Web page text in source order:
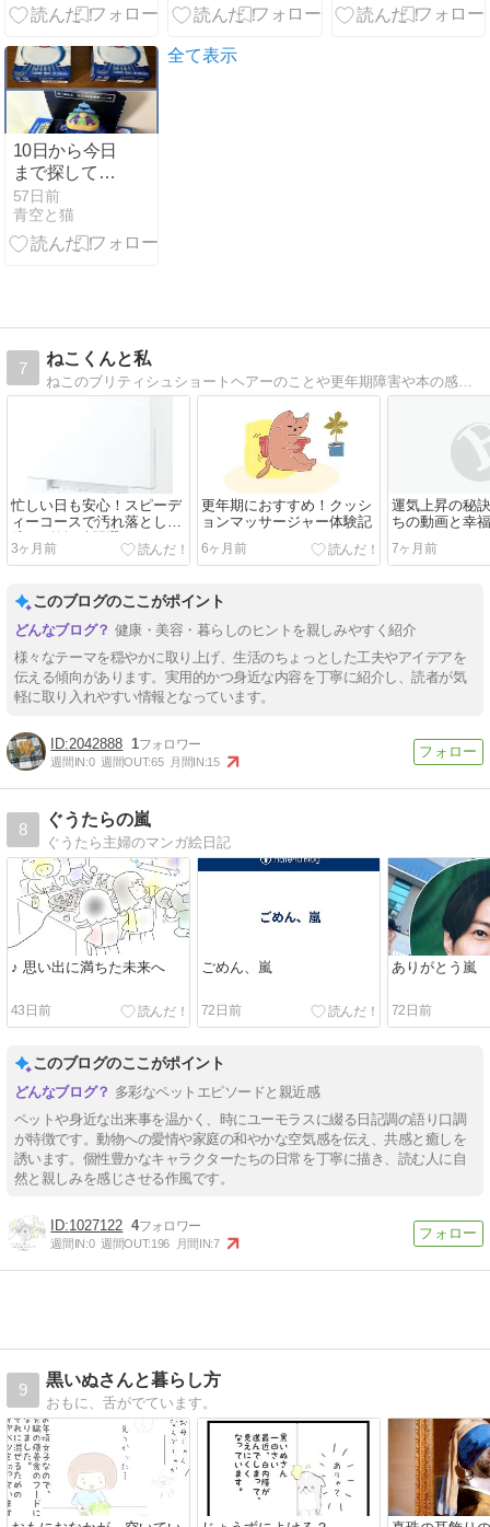
10日から今日
まで探して
た"ドラクエの
目薬"
57日前
青空と猫
全て表示
7
ねこくんと私
ねこのブリティシュショートヘアーのことや更年期障害や本の感想など
忙しい日も安心！スピーデ
ィーコースで汚れ落とし完
璧✨ #乾燥時間選べる
3ヶ月前
更年期におすすめ！クッシ
ョンマッサージャー体験記
6ヶ月前
運気上昇の秘
ちの動画と幸
ガジュマル
7ヶ月前
このブログのここがポイント
健康・美容・暮らしのヒントを親しみやすく紹介
様々なテーマを穏やかに取り上げ、生活のちょっとした工夫やアイデアを
伝える傾向があります。実用的かつ身近な内容を丁寧に紹介し、読者が気
軽に取り入れやすい情報となっています。
2042888 1
週間IN:0 週間OUT:65 月間IN:15
8
ぐうたらの嵐
ぐうたら主婦のマンガ絵日記
♪ 思い出に満ちた未来へ
43日前
ごめん、嵐
72日前
ありがとう嵐
72日前
このブログのここがポイント
多彩なペットエピソードと親近感
ペットや身近な出来事を温かく、時にユーモラスに綴る日記調の語り口調
が特徴です。動物への愛情や家庭の和やかな空気感を伝え、共感と癒しを
誘います。個性豊かなキャラクターたちの日常を丁寧に描き、読む人に自
然と親しみを感じさせる作風です。
1027122 4
週間IN:0 週間OUT:196 月間IN:7
9
黒いぬさんと暮らし方
おもに、舌がでています。